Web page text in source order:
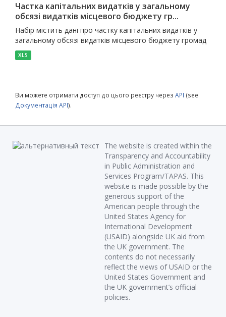
Частка капітальних видатків у загальному
обсязі видатків місцевого бюджету гр...
Набір містить дані про частку капітальних видатків у
загальному обсязі видатків місцевого бюджету громад
XLS
Ви можете отримати доступ до цього реєстру через API (see
Документація API).
The website is created within the
Transparency and Accountability
in Public Administration and
Services Program/TAPAS. This
website is made possible by the
generous support of the
American people through the
United States Agency for
International Development
(USAID) alongside UK aid from
the UK government. The
contents do not necessarily
reflect the views of USAID or the
United States Government and
the UK government’s official
policies.